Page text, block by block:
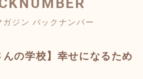
ガジン バックナンバー
んの学校】幸せになるため